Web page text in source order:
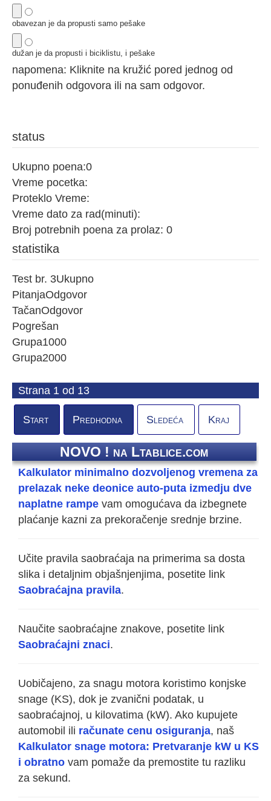
obavezan je da propusti samo pešake
dužan je da propusti i biciklistu, i pešake
napomena: Kliknite na kružić pored jednog od
ponuđenih odgovora ili na sam odgovor.
status
Ukupno poena:0
Vreme pocetka:
Proteklo Vreme:
Vreme dato za rad(minuti):
Broj potrebnih poena za prolaz: 0
statistika
Test br. 3Ukupno
PitanjaOdgovor
TačanOdgovor
Pogrešan
Grupa1000
Grupa2000
Strana 1 od 13
Start Predhodna Sledeća Kraj
NOVO ! na Ltablice.com
Kalkulator minimalno dozvoljenog vremena za
prelazak neke deonice auto-puta izmedju dve
naplatne rampe vam omogućava da izbegnete
plaćanje kazni za prekoračenje srednje brzine.
Učite pravila saobraćaja na primerima sa dosta
slika i detaljnim objašnjenjima, posetite link
Saobraćajna pravila.
Naučite saobraćajne znakove, posetite link
Saobraćajni znaci.
Uobičajeno, za snagu motora koristimo konjske
snage (KS), dok je zvanični podatak, u
saobraćajnoj, u kilovatima (kW). Ako kupujete
automobil ili računate cenu osiguranja, naš
Kalkulator snage motora: Pretvaranje kW u KS
i obratno vam pomaže da premostite tu razliku
za sekund.